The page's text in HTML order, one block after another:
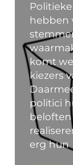
hebben
komt
kiezers
politici
erg hun